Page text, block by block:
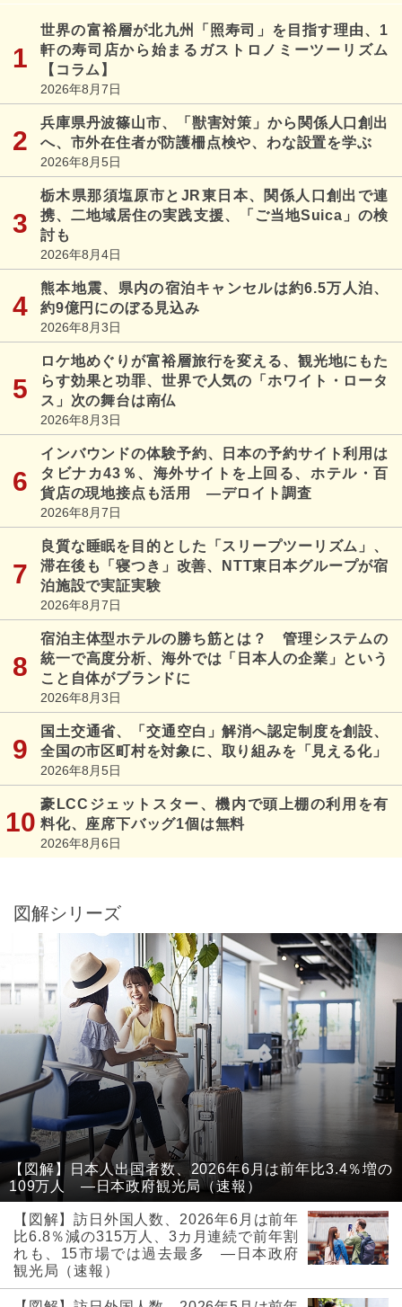
世界の富裕層が北九州「照寿司」を目指す理由、1
軒の寿司店から始まるガストロノミーツーリズム
【コラム】
2026年8月7日
兵庫県丹波篠山市、「獣害対策」から関係人口創出
へ、市外在住者が防護柵点検や、わな設置を学ぶ
2026年8月5日
栃木県那須塩原市とJR東日本、関係人口創出で連
携、二地域居住の実践支援、「ご当地Suica」の検
討も
2026年8月4日
熊本地震、県内の宿泊キャンセルは約6.5万人泊、
約9億円にのぼる見込み
2026年8月3日
ロケ地めぐりが富裕層旅行を変える、観光地にもた
らす効果と功罪、世界で人気の「ホワイト・ロータ
ス」次の舞台は南仏
2026年8月3日
インバウンドの体験予約、日本の予約サイト利用は
タビナカ43％、海外サイトを上回る、ホテル・百
貨店の現地接点も活用 ―デロイト調査
2026年8月7日
良質な睡眠を目的とした「スリープツーリズム」、
滞在後も「寝つき」改善、NTT東日本グループが宿
泊施設で実証実験
2026年8月7日
宿泊主体型ホテルの勝ち筋とは？ 管理システムの
統一で高度分析、海外では「日本人の企業」という
こと自体がブランドに
2026年8月3日
国土交通省、「交通空白」解消へ認定制度を創設、
全国の市区町村を対象に、取り組みを「見える化」
2026年8月5日
豪LCCジェットスター、機内で頭上棚の利用を有
料化、座席下バッグ1個は無料
2026年8月6日
図解シリーズ
【図解】日本人出国者数、2026年6月は前年比3.4％増の
109万人 ―日本政府観光局（速報）
【図解】訪日外国人数、2026年6月は前年
比6.8％減の315万人、3カ月連続で前年割
れも、15市場では過去最多 ―日本政府
観光局（速報）